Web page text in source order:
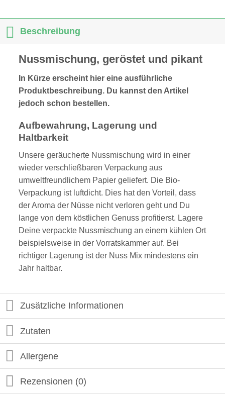
mehrere
Varianten
Optionen
auf
der
Produktseite
werden
Die
Optionen
können
auf
Beschreibung
Nussmischung, geröstet und pikant
In Kürze erscheint hier eine ausführliche
Produktbeschreibung. Du kannst den Artikel
jedoch schon bestellen.
Aufbewahrung, Lagerung und
Haltbarkeit
Unsere geräucherte Nussmischung wird in einer
wieder verschließbaren Verpackung aus
umweltfreundlichem Papier geliefert. Die Bio-
Verpackung ist luftdicht. Dies hat den Vorteil, dass
der Aroma der Nüsse nicht verloren geht und Du
lange von dem köstlichen Genuss profitierst. Lagere
Deine verpackte Nussmischung an einem kühlen Ort
beispielsweise in der Vorratskammer auf. Bei
richtiger Lagerung ist der Nuss Mix mindestens ein
Jahr haltbar.
Zusätzliche Informationen
Zutaten
Allergene
Rezensionen (0)